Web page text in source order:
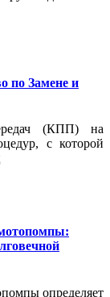
по Замене и
(КПП) на
с которой
определяет